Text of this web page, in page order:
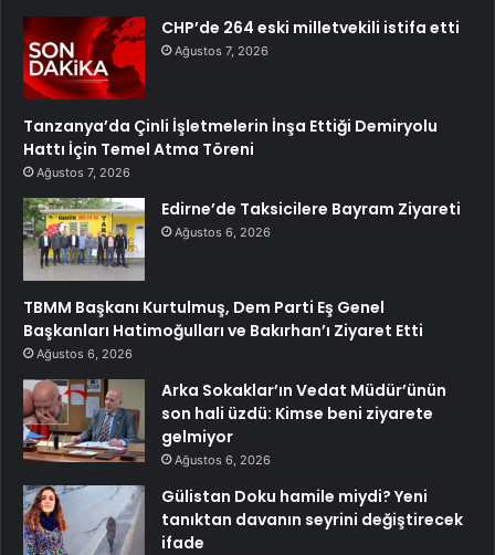
CHP’de 264 eski milletvekili istifa etti
Ağustos 7, 2026
Tanzanya’da Çinli İşletmelerin İnşa Ettiği Demiryolu
Hattı İçin Temel Atma Töreni
Ağustos 7, 2026
Edirne’de Taksicilere Bayram Ziyareti
Ağustos 6, 2026
TBMM Başkanı Kurtulmuş, Dem Parti Eş Genel
Başkanları Hatimoğulları ve Bakırhan’ı Ziyaret Etti
Ağustos 6, 2026
Arka Sokaklar’ın Vedat Müdür’ünün
son hali üzdü: Kimse beni ziyarete
gelmiyor
Ağustos 6, 2026
Gülistan Doku hamile miydi? Yeni
tanıktan davanın seyrini değiştirecek
ifade